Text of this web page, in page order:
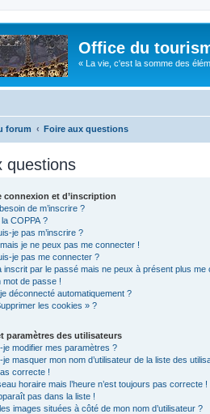
Office du
« La vie, c'est la somme des
forum Foire aux questions
questions
connexion et d’inscription
de m’inscrire ?
COPPA ?
je pas m’inscrire ?
je ne peux pas me connecter !
je pas me connecter ?
inscrit par le passé mais ne peux à présent plus me
mot de passe !
déconnecté automatiquement ?
les cookies » ?
paramètres des utilisateurs
je modifier mes paramètres ?
masquer mon nom d’utilisateur de la liste des
correcte !
horaire mais l’heure n’est toujours pas correcte !
pas dans la liste !
images situées à côté de mon nom d’utilisateur ?